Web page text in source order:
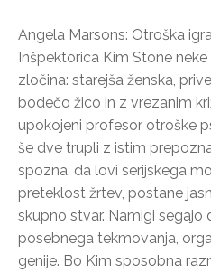
Angela Marsons: Otroška
Inšpektorica Kim Stone
zločina: starejša ženska,
bodečo žico in z vrezanim
upokojeni profesor otroške
še dve trupli z istim
spozna, da lovi serijskega
preteklost žrtev, postane
skupno stvar. Namigi segajo
posebnega tekmovanja,
genije. Bo Kim sposobna